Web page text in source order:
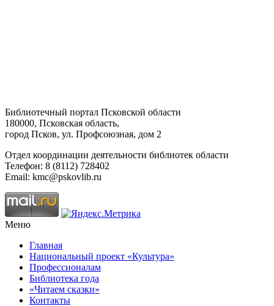
Библиотечный портал Псковской области
180000, Псковская область,
город Псков, ул. Профсоюзная, дом 2
Отдел координации деятельности библиотек области
Телефон: 8 (8112) 728402
Email: kmc@pskovlib.ru
Меню
Главная
Национальный проект «Культура»
Профессионалам
Библиотека года
«Читаем сказки»
Контакты